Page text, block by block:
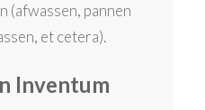
(afwassen, pannen
et cetera).
Inventum